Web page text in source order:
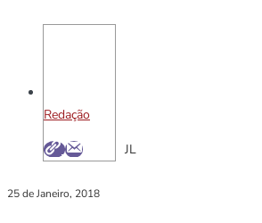
Redação
JL
25 de Janeiro, 2018